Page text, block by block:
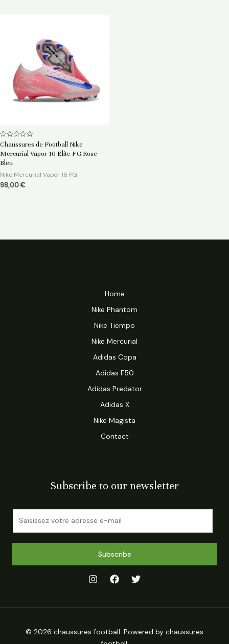
Note
sur
5
Chaussures de Football Nike
Mercurial Vapor 16 Elite FG Rose
Bleu
Nike Mercurial Vapor 16 FG
98,00€
Home
Nike Phantom
Nike Tiempo
Nike Mercurial
Adidas Copa
Adidas F50
Adidas Predator
Adidas X
Nike Magista
Contact
Subscribe to our newsletter
Subscribe
© 2026 chaussures football. Powered by chaussures